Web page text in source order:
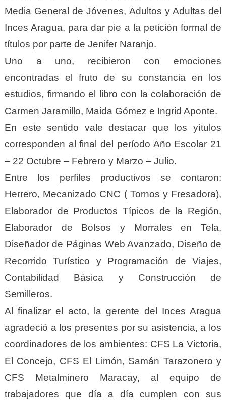
Media General de Jóvenes, Adultos y Adultas del
Inces Aragua, para dar pie a la petición formal de
títulos por parte de Jenifer Naranjo.
Uno a uno, recibieron con emociones
encontradas el fruto de su constancia en los
estudios, firmando el libro con la colaboración de
Carmen Jaramillo, Maida Gómez e Ingrid Aponte.
En este sentido vale destacar que los yítulos
corresponden al final del período Año Escolar 21
– 22 Octubre – Febrero y Marzo – Julio.
Entre los perfiles productivos se contaron:
Herrero, Mecanizado CNC ( Tornos y Fresadora),
Elaborador de Productos Típicos de la Región,
Elaborador de Bolsos y Morrales en Tela,
Diseñador de Páginas Web Avanzado, Diseño de
Recorrido Turístico y Programación de Viajes,
Contabilidad Básica y Construcción de
Semilleros.
Al finalizar el acto, la gerente del Inces Aragua
agradeció a los presentes por su asistencia, a los
coordinadores de los ambientes: CFS La Victoria,
El Concejo, CFS El Limón, Samán Tarazonero y
CFS Metalminero Maracay, al equipo de
trabajadores que día a día cumplen con sus